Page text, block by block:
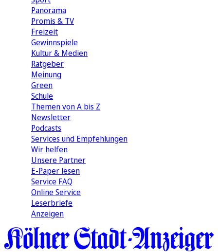
Panorama
Promis & TV
Freizeit
Gewinnspiele
Kultur & Medien
Ratgeber
Meinung
Green
Schule
Themen von A bis Z
Newsletter
Podcasts
Services und Empfehlungen
Wir helfen
Unsere Partner
E-Paper lesen
Service FAQ
Online Service
Leserbriefe
Anzeigen